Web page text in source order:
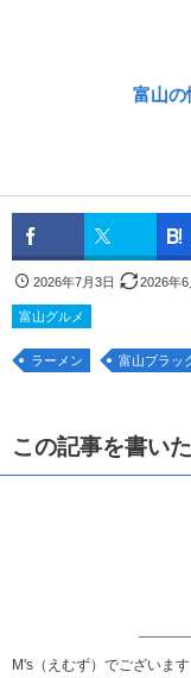
富山の
2026年7月3日 2026年6
富山グルメ
ラーメン 富山ブラッ
この記事を書い
M's（えむず）でございま